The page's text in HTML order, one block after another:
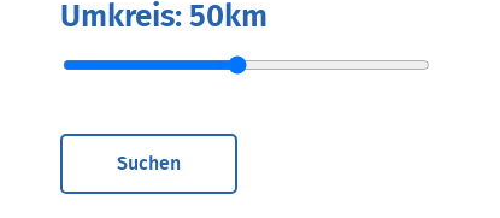
Umkreis: 50km
Suchen